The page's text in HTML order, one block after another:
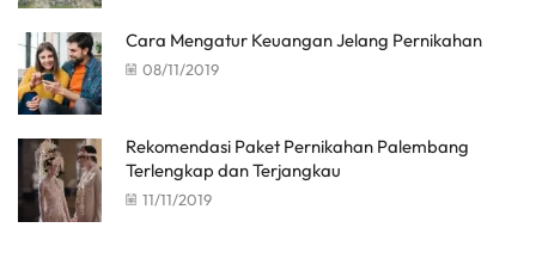
Cara Mengatur Keuangan Jelang Pernikahan
08/11/2019
Rekomendasi Paket Pernikahan Palembang
Terlengkap dan Terjangkau
11/11/2019